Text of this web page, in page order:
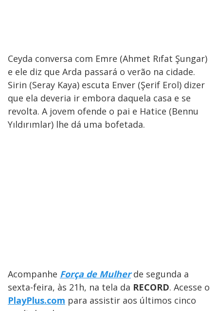
Ceyda conversa com Emre (Ahmet Rıfat Şungar)
e ele diz que Arda passará o verão na cidade.
Sirin (Seray Kaya) escuta Enver (Şerif Erol) dizer
que ela deveria ir embora daquela casa e se
revolta. A jovem ofende o pai e Hatice (Bennu
Yıldırımlar) lhe dá uma bofetada.
Acompanhe Força de Mulherde segunda a
sexta-feira, às 21h, na tela da RECORD. Acesse o
PlayPlus.com para assistir aos últimos cinco